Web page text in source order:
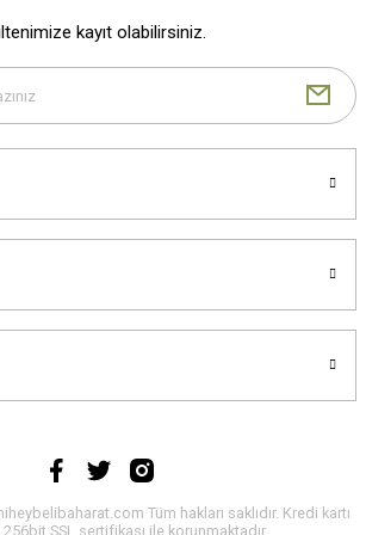
kayıt olabilirsiniz.
Tüm hakları saklıdır. Kredi kartı
SSL sertifikası ile korunmaktadır.